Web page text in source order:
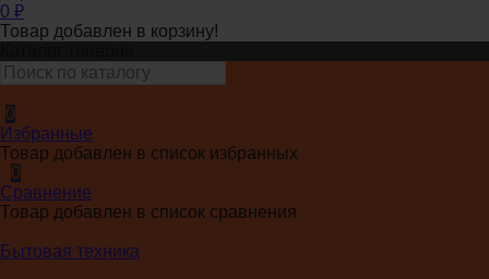
0 ₽
Товар добавлен в корзину!
0
Избранные
Товар добавлен в список избранных
0
Сравнение
Товар добавлен в список сравнения
Бытовая техника